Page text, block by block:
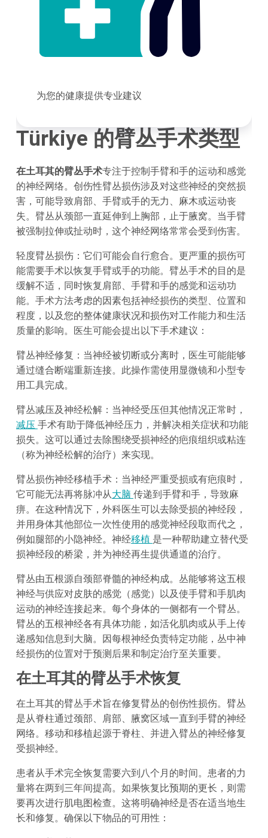
为您的健康提供专业建议
Türkiye 的臂丛手术类型
在土耳其的臂丛手术专注于控制手臂和手的运动和感觉
的神经网络。创伤性臂丛损伤涉及对这些神经的突然损
害，可能导致肩部、手臂或手的无力、麻木或运动丧
失。臂丛从颈部一直延伸到上胸部，止于腋窝。当手臂
被强制拉伸或扯动时，这个神经网络常常会受到伤害。
轻度臂丛损伤：它们可能会自行愈合。更严重的损伤可
能需要手术以恢复手臂或手的功能。臂丛手术的目的是
缓解不适，同时恢复肩部、手臂和手的感觉和运动功
能。手术方法考虑的因素包括神经损伤的类型、位置和
程度，以及您的整体健康状况和损伤对工作能力和生活
质量的影响。医生可能会提出以下手术建议：
臂丛神经修复：当神经被切断或分离时，医生可能能够
通过缝合断端重新连接。此操作需使用显微镜和小型专
用工具完成。
臂丛减压及神经松解：当神经受压但其他情况正常时，
减压 手术有助于降低神经压力，并解决相关症状和功能
损失。这可以通过去除围绕受损神经的疤痕组织或粘连
（称为神经松解的治疗）来实现。
臂丛损伤神经移植手术：当神经严重受损或有疤痕时，
它可能无法再将脉冲从大脑 传递到手臂和手，导致麻
痹。在这种情况下，外科医生可以去除受损的神经段，
并用身体其他部位一次性使用的感觉神经段取而代之，
例如腿部的小隐神经。神经移植 是一种帮助建立替代受
损神经段的桥梁，并为神经再生提供通道的治疗。
臂丛由五根源自颈部脊髓的神经构成。丛能够将这五根
神经与供应对皮肤的感觉（感觉）以及使手臂和手肌肉
运动的神经连接起来。每个身体的一侧都有一个臂丛。
臂丛的五根神经各有具体功能，如活化肌肉或从手上传
递感知信息到大脑。因每根神经负责特定功能，丛中神
经损伤的位置对于预测后果和制定治疗至关重要。
在土耳其的臂丛手术恢复
在土耳其的臂丛手术旨在修复臂丛的创伤性损伤。臂丛
是从脊柱通过颈部、肩部、腋窝区域一直到手臂的神经
网络。移动和移植起源于脊柱、并进入臂丛的神经修复
受损神经。
患者从手术完全恢复需要六到八个月的时间。患者的力
量将在两到三年间提高。如果恢复比预期的更长，则需
要再次进行肌电图检查。这将明确神经是否在适当地生
长和修复。确保以下物品的可用性：